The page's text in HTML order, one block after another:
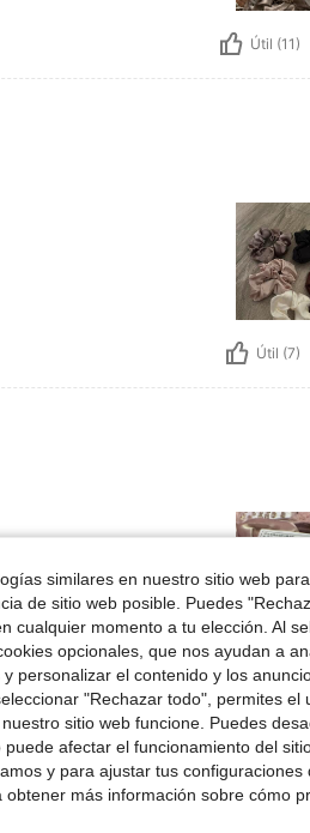
Útil (11)
Útil (7)
Útil (6)
similares en nuestro sitio web
de sitio web posible. Puedes
cualquier momento a tu elección. Al
opcionales, que nos ayudan a
personalizar el contenido y los
"Rechazar todo", permites el
sitio web funcione. Puedes
afectar el funcionamiento del
y para ajustar tus
más información sobre cómo